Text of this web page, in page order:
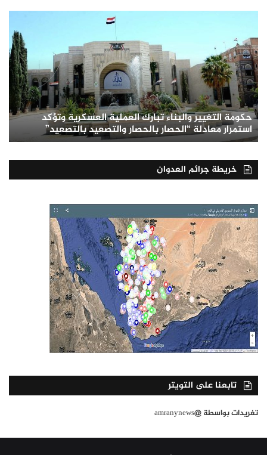
حكومة التغيير والبناء تبارك العملية العسكرية وتؤكد
استمرار معادلة “الحصار بالحصار والتصعيد بالتصعيد”
خريطة جرائم العدوان
تابعنا على التويتر
تغريدات بواسطة @amranynews